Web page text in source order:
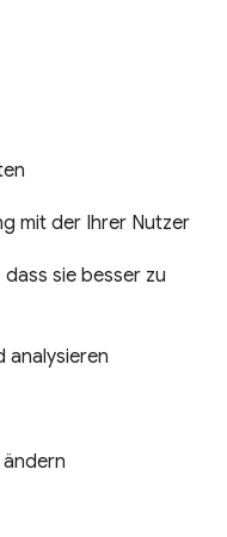
mit der Ihrer Nutzer
sie besser zu
analysieren